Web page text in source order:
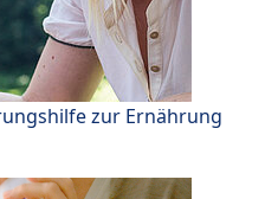
zur Ernährung